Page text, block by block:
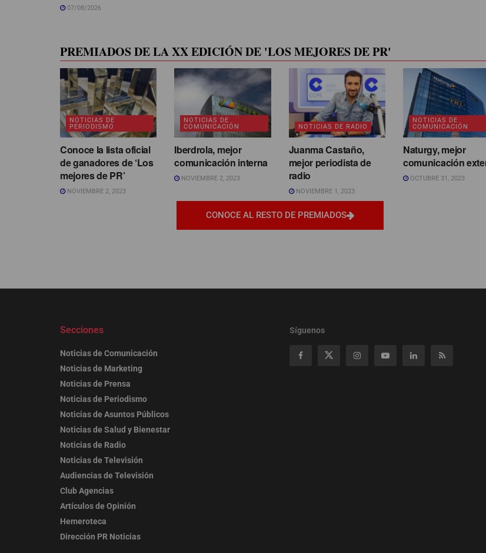
07/08/2026
PREMIADOS DE LA XX EDICIÓN DE 'LOS MEJORES DE PR'
NOTICIAS DE
PERIODISMO
Conoce la lista oficial
de ganadores de ‘Los
mejores de PR’
NOVIEMBRE 2, 2023
NOTICIAS DE
COMUNICACIÓN
Iberdrola, mejor
comunicación interna
NOVIEMBRE 2, 2023
NOTICIAS DE RADIO
Juanma Castaño,
mejor periodista de
radio
NOVIEMBRE 1, 2023
NOTICIAS DE
COMUNICACIÓN
Naturgy, mejor
comunicación
OCTUBRE 31, 2023
CONOCE AL RESTO DE PREMIADOS
Secciones
Noticias de Comunicación
Noticias de Marketing
Noticias de Prensa
Noticias de Periodismo
Noticias de Asuntos Públicos
Noticias de Salud y Bienestar
Noticias de Radio
Noticias de Televisión
Audiencias de Televisión
Club Agencias
Artículos de Opinión
Hemeroteca
Dirección PR Noticias
Síguenos